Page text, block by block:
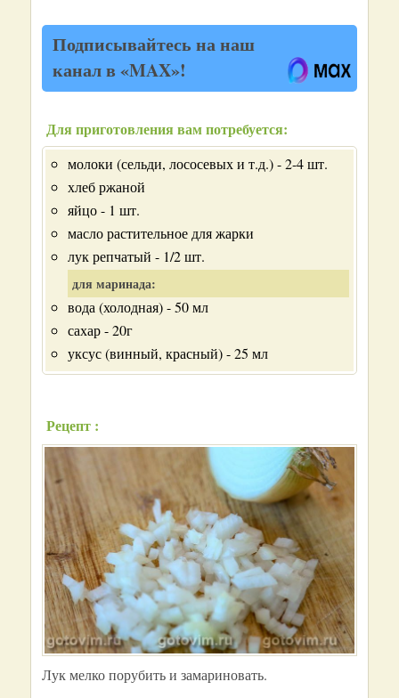
Подписывайтесь на наш
канал в «MAX»!
Для приготовления вам потребуется:
молоки (сельди, лососевых и т.д.) - 2-4 шт.
хлеб ржаной
яйцо - 1 шт.
масло растительное для жарки
лук репчатый - 1/2 шт.
для маринада:
вода (холодная) - 50 мл
сахар - 20г
уксус (винный, красный) - 25 мл
Рецепт :
Лук мелко порубить и замариновать.